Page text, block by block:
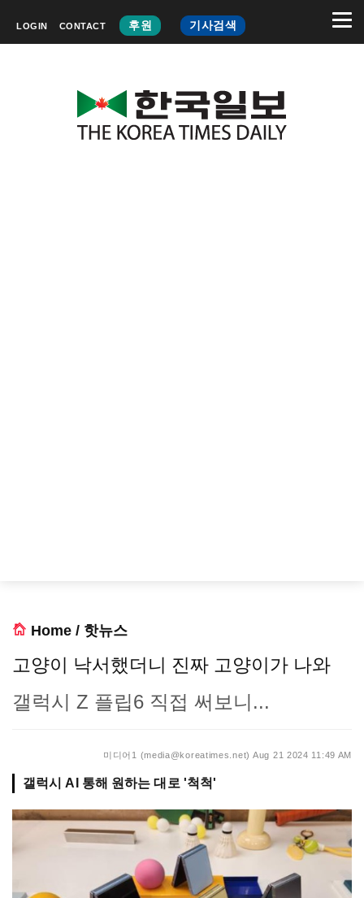
LOGIN CONTACT 후원 기사검색
Home / 핫뉴스
고양이 낙서했더니 진짜 고양이가 나와
갤럭시 Z 플립6 직접 써보니...
미디어1 (media@koreatimes.net) Aug 21 2024 11:49 AM
갤럭시 AI 통해 원하는 대로 '척척'